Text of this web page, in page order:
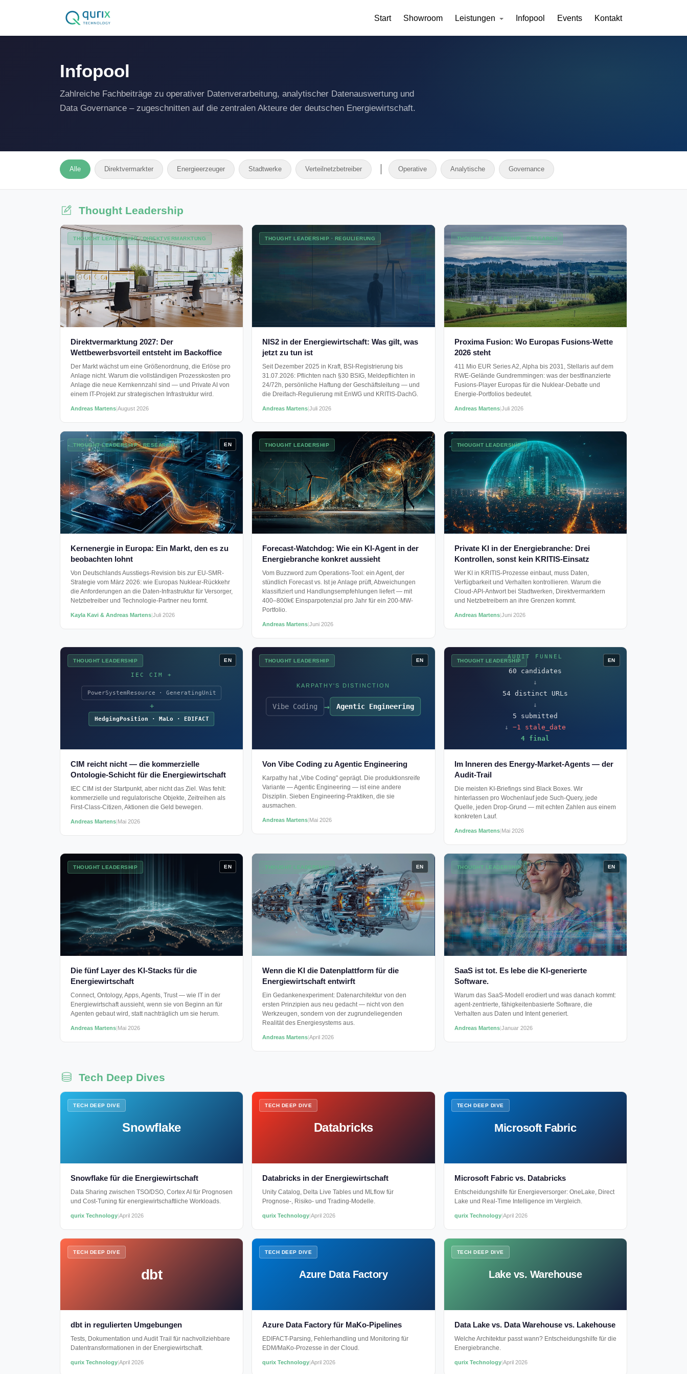
Start Showroom Leistungen Infopool Events Kontakt
Infopool
Zahlreiche Fachbeiträge zu operativer Datenverarbeitung, analytischer Datenauswertung und
Data Governance – zugeschnitten auf die zentralen Akteure der deutschen Energiewirtschaft.
Alle Direktvermarkter Energieerzeuger Stadtwerke Verteilnetzbetreiber Operative Analytische Governance
Thought Leadership
THOUGHT LEADERSHIP · DIREKTVERMARKTUNG
Direktvermarktung 2027: Der
Wettbewerbsvorteil entsteht im Backoffice
Der Markt wächst um eine Größenordnung, die Erlöse pro
Anlage nicht. Warum die vollständigen Prozesskosten pro
Anlage die neue Kernkennzahl sind — und Private AI von
einem IT-Projekt zur strategischen Infrastruktur wird.
Andreas Martens|August 2026
THOUGHT LEADERSHIP · REGULIERUNG
NIS2 in der Energiewirtschaft: Was gilt, was
jetzt zu tun ist
Seit Dezember 2025 in Kraft, BSI-Registrierung bis
31.07.2026: Pflichten nach §30 BSIG, Meldepflichten in
24/72h, persönliche Haftung der Geschäftsleitung — und
die Dreifach-Regulierung mit EnWG und KRITIS-DachG.
Andreas Martens|Juli 2026
THOUGHT LEADERSHIP · RESEARCH
Proxima Fusion: Wo Europas Fusions-Wette
2026 steht
411 Mio EUR Series A2, Alpha bis 2031, Stellaris auf dem
RWE-Gelände Gundremmingen: was der bestfinanzierte
Fusions-Player Europas für die Nuklear-Debatte und
Energie-Portfolios bedeutet.
Andreas Martens|Juli 2026
THOUGHT LEADERSHIP · RESEARCH
Kernenergie in Europa: Ein Markt, den es zu
beobachten lohnt
Von Deutschlands Ausstiegs-Revision bis zur EU-SMR-
Strategie vom März 2026: wie Europas Nuklear-Rückkehr
die Anforderungen an die Daten-Infrastruktur für Versorger,
Netzbetreiber und Technologie-Partner neu formt.
Kayla Kavi & Andreas Martens|Juli 2026
EN THOUGHT LEADERSHIP
Forecast-Watchdog: Wie ein KI-Agent in der
Energiebranche konkret aussieht
Vom Buzzword zum Operations-Tool: ein Agent, der
stündlich Forecast vs. Ist je Anlage prüft, Abweichungen
klassifiziert und Handlungsempfehlungen liefert — mit
400–800k€ Einsparpotenzial pro Jahr für ein 200-MW-
Portfolio.
Andreas Martens|Juni 2026
THOUGHT LEADERSHIP
Private KI in der Energiebranche: Drei
Kontrollen, sonst kein KRITIS-Einsatz
Wer KI in KRITIS-Prozesse einbaut, muss Daten,
Verfügbarkeit und Verhalten kontrollieren. Warum die
Cloud-API-Antwort bei Stadtwerken, Direktvermarktern
und Netzbetreibern an ihre Grenzen kommt.
Andreas Martens|Juni 2026
IEC CIM +
PowerSystemResource · GeneratingUnit
+
HedgingPosition · MaLo · EDIFACT
THOUGHT LEADERSHIP
CIM reicht nicht — die kommerzielle
Ontologie-Schicht für die Energiewirtschaft
IEC CIM ist der Startpunkt, aber nicht das Ziel. Was fehlt:
kommerzielle und regulatorische Objekte, Zeitreihen als
First-Class-Citizen, Aktionen die Geld bewegen.
Andreas Martens|Mai 2026
EN
KARPATHY'S DISTINCTION
Vibe Coding → Agentic Engineering
THOUGHT LEADERSHIP
Von Vibe Coding zu Agentic Engineering
Karpathy hat „Vibe Coding" geprägt. Die produktionsreife
Variante — Agentic Engineering — ist eine andere
Disziplin. Sieben Engineering-Praktiken, die sie
ausmachen.
Andreas Martens|Mai 2026
EN
AUDIT FUNNEL
60 candidates
↓
54 distinct URLs
↓
5 submitted
↓−1 stale_date
4 final
THOUGHT LEADERSHIP
Im Inneren des Energy-Market-Agents — der
Audit-Trail
Die meisten KI-Briefings sind Black Boxes. Wir
hinterlassen pro Wochenlauf jede Such-Query, jede
Quelle, jeden Drop-Grund — mit echten Zahlen aus einem
konkreten Lauf.
Andreas Martens|Mai 2026
EN
THOUGHT LEADERSHIP
Die fünf Layer des KI-Stacks für die
Energiewirtschaft
Connect, Ontology, Apps, Agents, Trust — wie IT in der
Energiewirtschaft aussieht, wenn sie von Beginn an für
Agenten gebaut wird, statt nachträglich um sie herum.
Andreas Martens|Mai 2026
EN THOUGHT LEADERSHIP
Wenn die KI die Datenplattform für die
Energiewirtschaft entwirft
Ein Gedankenexperiment: Datenarchitektur von den
ersten Prinzipien aus neu gedacht — nicht von den
Werkzeugen, sondern von der zugrundeliegenden
Realität des Energiesystems aus.
Andreas Martens|April 2026
EN THOUGHT LEADERSHIP
SaaS ist tot. Es lebe die KI-generierte
Software.
Warum das SaaS-Modell erodiert und was danach kommt:
agent-zentrierte, fähigkeitenbasierte Software, die
Verhalten aus Daten und Intent generiert.
Andreas Martens|Januar 2026
EN
Tech Deep Dives
Snowflake
TECH DEEP DIVE
Snowflake für die Energiewirtschaft
Data Sharing zwischen TSO/DSO, Cortex AI für Prognosen
und Cost-Tuning für energiewirtschaftliche Workloads.
qurix Technology|April 2026
Databricks
TECH DEEP DIVE
Databricks in der Energiewirtschaft
Unity Catalog, Delta Live Tables und MLflow für
Prognose-, Risiko- und Trading-Modelle.
qurix Technology|April 2026
Microsoft Fabric
TECH DEEP DIVE
Microsoft Fabric vs. Databricks
Entscheidungshilfe für Energieversorger: OneLake, Direct
Lake und Real-Time Intelligence im Vergleich.
qurix Technology|April 2026
dbt
TECH DEEP DIVE
dbt in regulierten Umgebungen
Tests, Dokumentation und Audit Trail für nachvollziehbare
Datentransformationen in der Energiewirtschaft.
qurix Technology|April 2026
Azure Data Factory
TECH DEEP DIVE
Azure Data Factory für MaKo-Pipelines
EDIFACT-Parsing, Fehlerhandling und Monitoring für
EDM/MaKo-Prozesse in der Cloud.
qurix Technology|April 2026
Lake vs. Warehouse
TECH DEEP DIVE
Data Lake vs. Data Warehouse vs. Lakehouse
Welche Architektur passt wann? Entscheidungshilfe für die
Energiebranche.
qurix Technology|April 2026